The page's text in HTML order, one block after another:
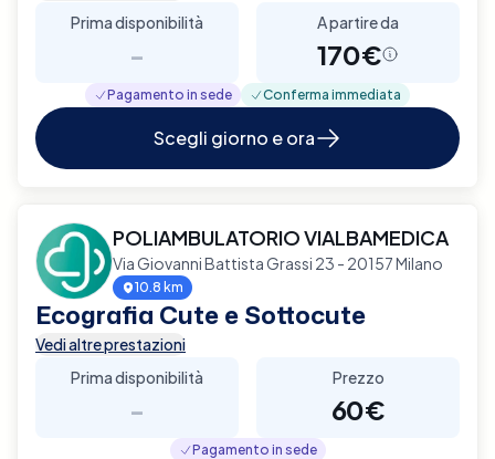
Prima disponibilità
-
A partire da
170€
Pagamento in sede Conferma immediata
Scegli giorno e ora
POLIAMBULATORIO VIALBAMEDICA
Via Giovanni Battista Grassi 23 - 20157 Milano
10.8 km
Ecografia Cute e Sottocute
Vedi altre prestazioni
Prima disponibilità
-
Prezzo
60€
Pagamento in sede